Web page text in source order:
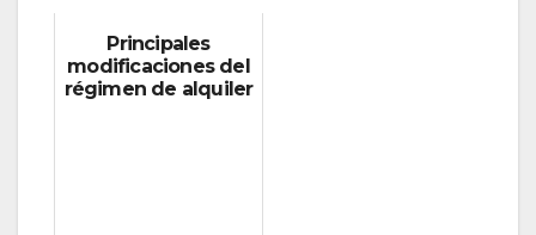
Principales
modificaciones del
régimen de alquiler